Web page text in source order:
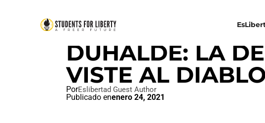
DUHALDE: LA
VISTE AL
PorEslibertad Guest Author
Publicado enenero 24, 2021